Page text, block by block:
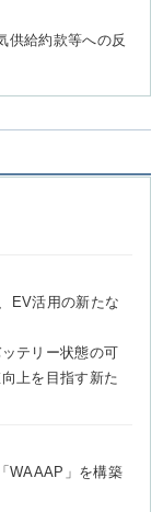
供給約款等への反
EV活用の新たな
テリー状態の可
上を目指す新た
WAAAP」を構築